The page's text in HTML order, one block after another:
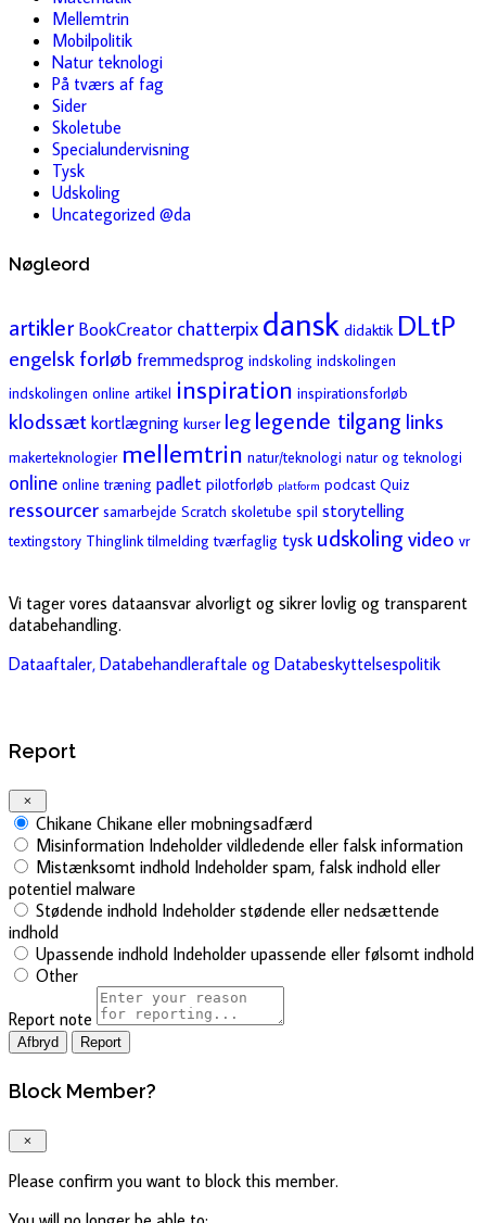
Mellemtrin
Mobilpolitik
Natur teknologi
På tværs af fag
Sider
Skoletube
Specialundervisning
Tysk
Udskoling
Uncategorized @da
Nøgleord
artikler BookCreator chatterpix dansk didaktik DLtP
engelsk forløb fremmedsprog indskoling indskolingen
indskolingen online artikel inspiration inspirationsforløb
klodssætkortlægning kurser leg legende tilgang links
makerteknologier mellemtrin natur/teknologi natur og teknologi
online online træning padlet pilotforløb platform podcast Quiz
ressourcer samarbejde Scratch skoletube spil storytelling
textingstory Thinglink tilmelding tværfaglig tysk udskoling video vr
Vi tager vores dataansvar alvorligt og sikrer lovlig og transparent
databehandling.
Dataaftaler, Databehandleraftale og Databeskyttelsespolitik
Report
Chikane Chikane eller mobningsadfærd
Misinformation Indeholder vildledende eller falsk information
Mistænksomt indhold Indeholder spam, falsk indhold eller
potentiel malware
Stødende indhold Indeholder stødende eller nedsættende
indhold
Upassende indhold Indeholder upassende eller følsomt indhold
Other
Report note
Report
Block Member?
Please confirm you want to block this member.